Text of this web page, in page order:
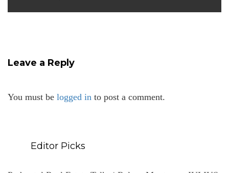
Leave a Reply
You must be logged in to post a comment.
Editor Picks